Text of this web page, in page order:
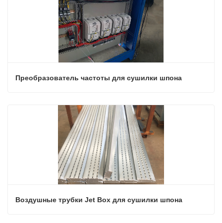
Преобразователь частоты для сушилки шпона
Воздушные трубки Jet Box для сушилки шпона